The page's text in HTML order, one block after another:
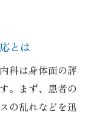
の初期診断
療方針解説
とは
科は身体面の評
。まず、患者の
の乱れなどを迅